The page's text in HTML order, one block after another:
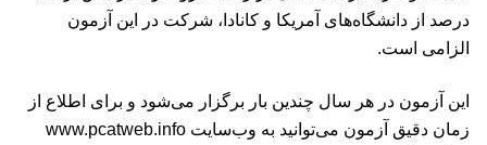
درصد از دانشگاه‌های آمریکا و کانادا، شرکت در این آزمون
الزامی است.
این آزمون در هر سال چندین بار برگزار می‌شود و برای اطلاع از
زمان دقیق آزمون می‌توانید به وب‌سایت www.pcatweb.info